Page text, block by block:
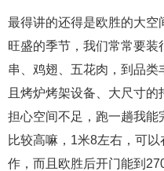
最得讲的还得是欧胜的大空
旺盛的季节，我们常常要
串、鸡翅、五花肉，到品
且烤炉烤架设备、大尺寸
担心空间不足，跑一趟我
比较高嘛，1米8左右，可
作，而且欧胜后开门能到